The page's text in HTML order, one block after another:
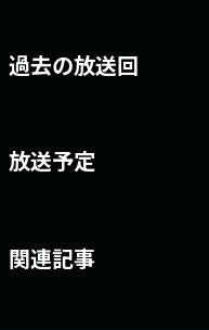
過去の放送回
放送予定
関連記事